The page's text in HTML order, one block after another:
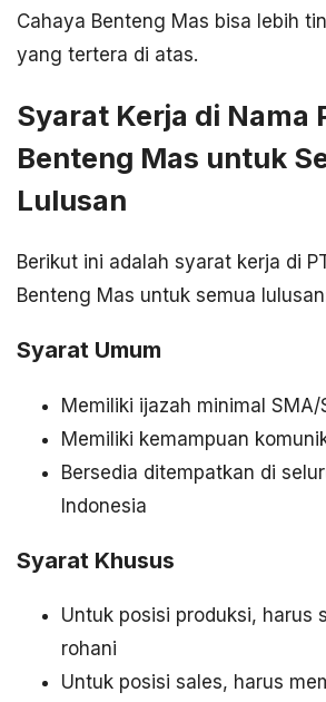
Cahaya Benteng Mas bisa lebih
yang tertera di atas.
Syarat Kerja di Nama
Benteng Mas untuk
Lulusan
Berikut ini adalah syarat kerja di
Benteng Mas untuk semua
Syarat Umum
Memiliki ijazah minimal
Memiliki kemampuan
Bersedia ditempatkan di
Indonesia
Syarat Khusus
Untuk posisi produksi, harus
rohani
Untuk posisi sales, harus